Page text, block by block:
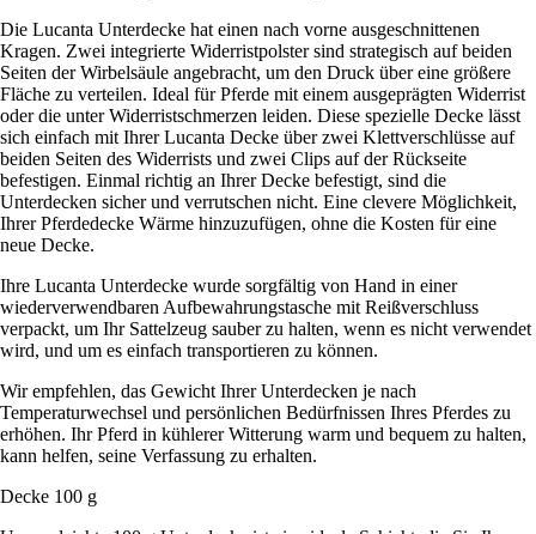
Die Lucanta Unterdecke hat einen nach vorne ausgeschnittenen
Kragen. Zwei integrierte Widerristpolster sind strategisch auf beiden
Seiten der Wirbelsäule angebracht, um den Druck über eine größere
Fläche zu verteilen. Ideal für Pferde mit einem ausgeprägten Widerrist
oder die unter Widerristschmerzen leiden. Diese spezielle Decke lässt
sich einfach mit Ihrer Lucanta Decke über zwei Klettverschlüsse auf
beiden Seiten des Widerrists und zwei Clips auf der Rückseite
befestigen. Einmal richtig an Ihrer Decke befestigt, sind die
Unterdecken sicher und verrutschen nicht. Eine clevere Möglichkeit,
Ihrer Pferdedecke Wärme hinzuzufügen, ohne die Kosten für eine
neue Decke.
Ihre Lucanta Unterdecke wurde sorgfältig von Hand in einer
wiederverwendbaren Aufbewahrungstasche mit Reißverschluss
verpackt, um Ihr Sattelzeug sauber zu halten, wenn es nicht verwendet
wird, und um es einfach transportieren zu können.
Wir empfehlen, das Gewicht Ihrer Unterdecken je nach
Temperaturwechsel und persönlichen Bedürfnissen Ihres Pferdes zu
erhöhen. Ihr Pferd in kühlerer Witterung warm und bequem zu halten,
kann helfen, seine Verfassung zu erhalten.
Decke 100 g